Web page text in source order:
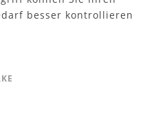
besser kontrollieren